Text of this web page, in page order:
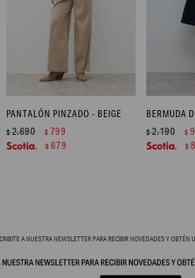
PANTALÓN PINZADO - BEIGE
$2.690 $ 799
$ 679
$2.190 $
$
A NUESTRA NEWSLETTER PARA RECIBIR NOVEDADES Y OBTÉN